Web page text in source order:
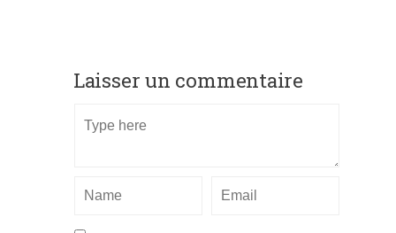
Laisser un commentaire